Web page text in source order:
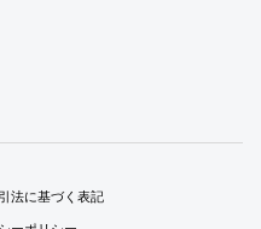
法に基づく表記